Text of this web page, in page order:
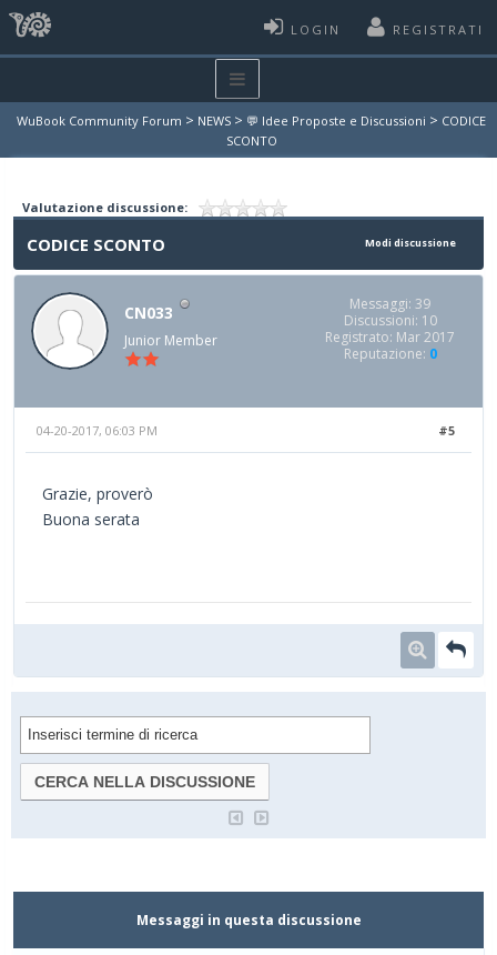
LOGIN REGISTRATI
WuBook Community Forum > NEWS > 💬 Idee Proposte e Discussioni > CODICE
SCONTO
Valutazione discussione:
Modi discussione
CODICE SCONTO
CN033
Junior Member
Messaggi: 39
Discussioni: 10
Registrato: Mar 2017
Reputazione: 0
#5
04-20-2017, 06:03 PM
Grazie, proverò
Buona serata
Messaggi in questa discussione